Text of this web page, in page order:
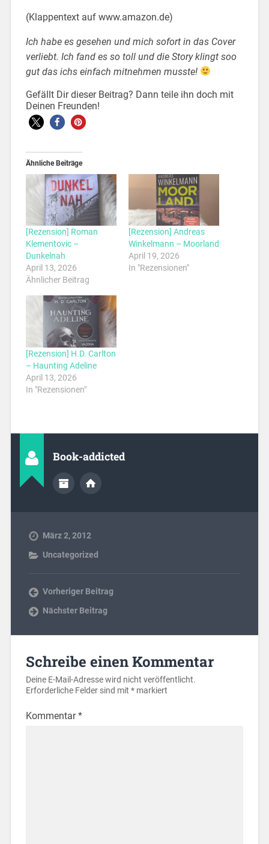
(Klappentext auf www.amazon.de)
Ich habe es gesehen und mich sofort in das Cover
verliebt. Ich fand es so toll und die Story klingt soo
gut das ichs einfach mitnehmen musste!
Gefällt Dir dieser Beitrag? Dann teile ihn doch mit
Deinen Freunden!
Ähnliche Beiträge
[Rezension] Roman
Klementovic –
Dunkelnah
April 13, 2026
Ähnlicher Beitrag
[Rezension] Andreas
Winkelmann – Moorland
April 19, 2026
In "Rezensionen"
[Rezension] H.D. Carlton
– Haunting Adeline
April 13, 2026
In "Rezensionen"
Book-addicted
März 2, 2012
Uncategorized
Vorheriger Beitrag
Nächster Beitrag
Schreibe einen Kommentar
Deine E-Mail-Adresse wird nicht veröffentlicht.
Erforderliche Felder sind mit *markiert
Kommentar*